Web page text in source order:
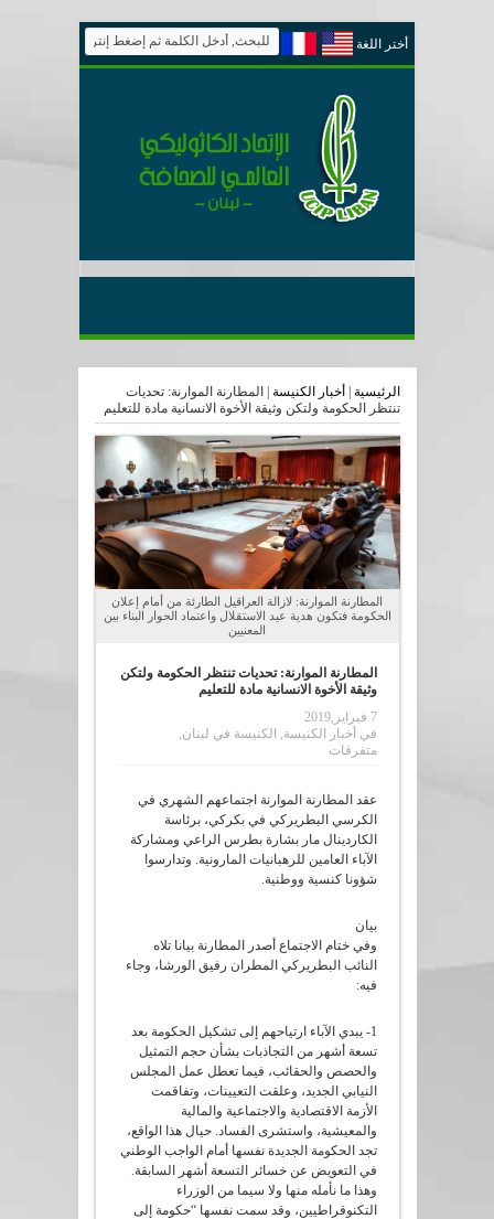
أختر اللغة
الرئيسية أخبار الكنيسة
المطارنة الموارنة: تحديات
تنتظر الحكومة ولتكن وثيقة الأخوة الانسانية مادة للتعليم
المطارنة الموارنة: لازالة العراقيل الطارئة من أمام إعلان
الحكومة فتكون هدية عيد الاستقلال واعتماد الحوار البناء بين
المعنيين
المطارنة الموارنة: تحديات تنتظر الحكومة ولتكن
وثيقة الأخوة الانسانية مادة للتعليم
7 فبراير,2019
في أخبار الكنيسة الكنيسة في لبنان
متفرقات
عقد المطارنة الموارنة اجتماعهم الشهري في
الكرسي البطريركي في بكركي، برئاسة
الكاردينال مار بشارة بطرس الراعي ومشاركة
الآباء العامين للرهبانيات المارونية. وتدارسوا
شؤونا كنسية ووطنية.
بيان
وفي ختام الاجتماع أصدر المطارنة بيانا تلاه
النائب البطريركي المطران رفيق الورشا، وجاء
فيه:
1- يبدي الآباء ارتياحهم إلى تشكيل الحكومة بعد
تسعة أشهر من التجاذبات بشأن حجم التمثيل
والحصص والحقائب، فيما تعطل عمل المجلس
النيابي الجديد، وعلقت التعيينات، وتفاقمت
الأزمة الاقتصادية والاجتماعية والمالية
والمعيشية، واستشرى الفساد. حيال هذا الواقع،
تجد الحكومة الجديدة نفسها أمام الواجب الوطني
في التعويض عن خسائر التسعة أشهر السابقة.
وهذا ما نأمله منها ولا سيما من الوزراء
التكنوقراطيين، وقد سمت نفسها “حكومة إلى